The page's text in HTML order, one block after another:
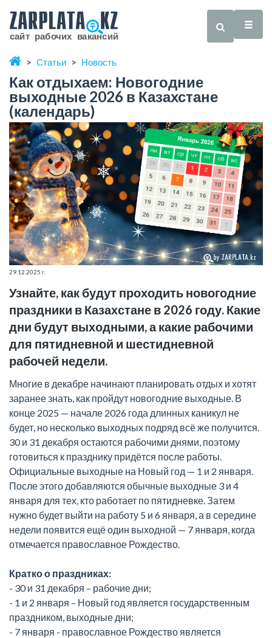
Статьи Новость
Как отдыхаем: Новогодние
выходные 2026 в Казахстане
(календарь)
29.12.2025 г.
Узнайте, как будут проходить новогодние
праздники в Казахстане в 2026 году. Какие
дни будут выходными, а какие рабочими
для пятидневной и шестидневной
рабочей недели.
Многие в декабре начинают планировать отдых и хотят
заранее знать, как пройдут новогодние выходные. В
конце 2025 — начале 2026 года длинных каникул не
будет, но несколько выходных подряд всё же получится.
30 и 31 декабря остаются рабочими днями, поэтому
готовиться к празднику придётся после работы.
Официальные выходные на Новый год — 1 и 2 января.
После этого добавляются обычные выходные 3 и 4
января для тех, кто работает по пятидневке. Затем
нужно будет выйти на работу 5 и 6 января, а в середине
недели появится ещё один выходной — 7 января, когда
отмечается православное Рождество.
Кратко о праздниках:
- 30 и 31 декабря – рабочие дни;
- 1 и 2 января – Новый год является государственным
праздником, выходные дни;
- 7 января - православное Рождество является